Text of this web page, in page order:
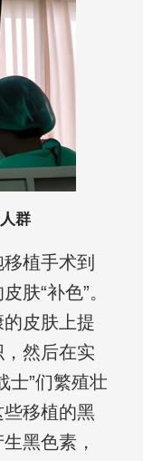
群
植手术到
肤“补色”。
皮肤上提
然后在实
士”们繁殖壮
移植的黑
黑色素，